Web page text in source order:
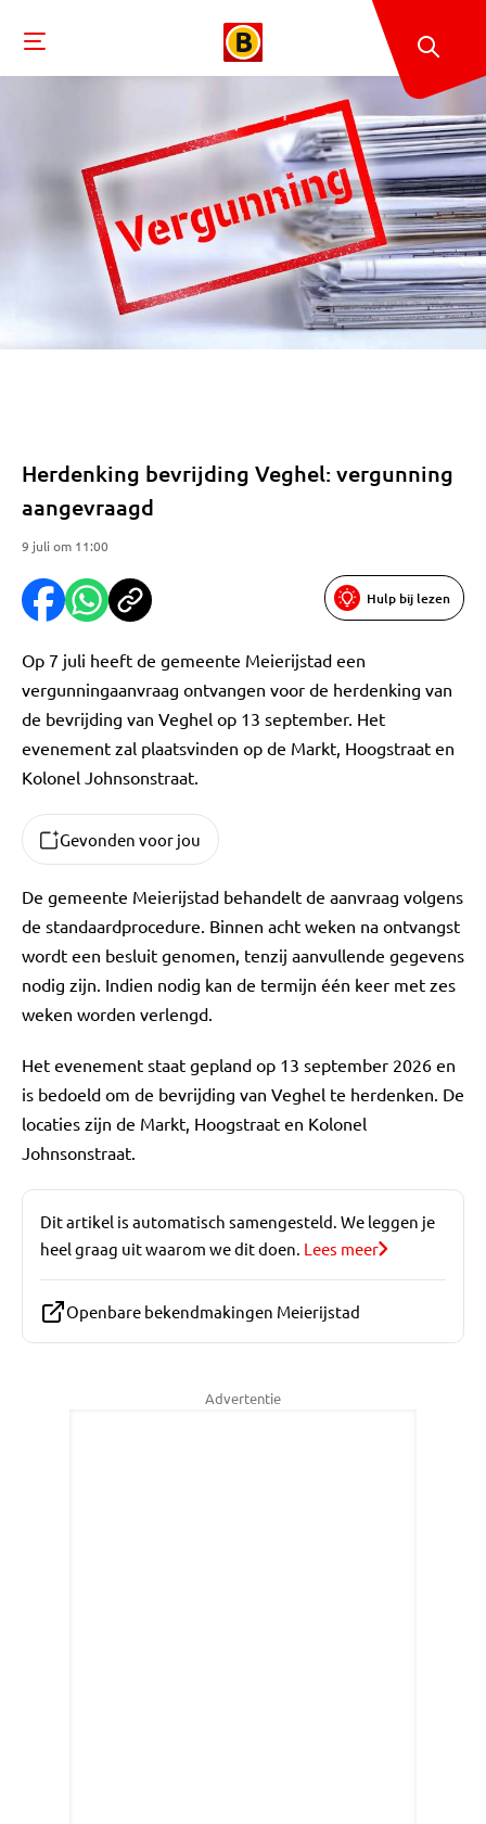
Herdenking bevrijding Veghel: vergunning
aangevraagd
9 juli om 11:00
Hulp bij lezen
Op 7 juli heeft de gemeente Meierijstad een
vergunningaanvraag ontvangen voor de herdenking van
de bevrijding van Veghel op 13 september. Het
evenement zal plaatsvinden op de Markt, Hoogstraat en
Kolonel Johnsonstraat.
Gevonden voor jou
De gemeente Meierijstad behandelt de aanvraag volgens
de standaardprocedure. Binnen acht weken na ontvangst
wordt een besluit genomen, tenzij aanvullende gegevens
nodig zijn. Indien nodig kan de termijn één keer met zes
weken worden verlengd.
Het evenement staat gepland op 13 september 2026 en
is bedoeld om de bevrijding van Veghel te herdenken. De
locaties zijn de Markt, Hoogstraat en Kolonel
Johnsonstraat.
Dit artikel is automatisch samengesteld. We leggen je
heel graag uit waarom we dit doen. Lees meer
Openbare bekendmakingen Meierijstad
Advertentie